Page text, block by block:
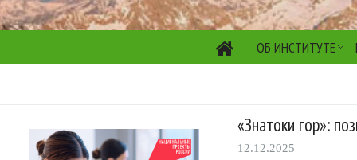
ОБ ИНСТИТУТЕ
«Знатоки гор»:
12.12.2025